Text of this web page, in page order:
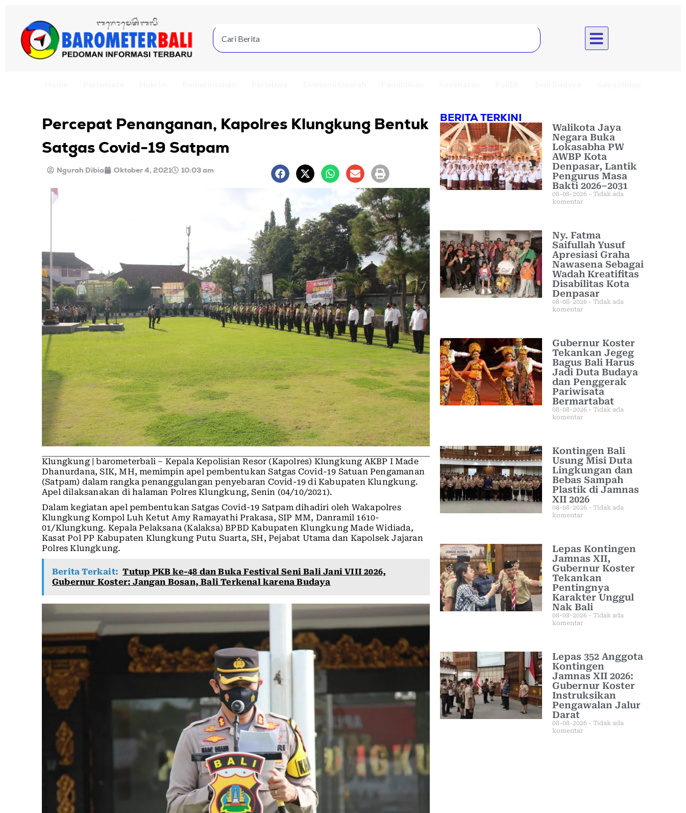
Percepat Penanganan, Kapolres Klungkung Bentuk
Satgas Covid-19 Satpam
Ngurah Dibia Oktober 4, 2021 10:03 am
Klungkung | barometerbali – Kepala Kepolisian Resor (Kapolres) Klungkung AKBP I Made
Dhanurdana, SIK, MH, memimpin apel pembentukan Satgas Covid-19 Satuan Pengamanan
(Satpam) dalam rangka penanggulangan penyebaran Covid-19 di Kabupaten Klungkung.
Apel dilaksanakan di halaman Polres Klungkung, Senin (04/10/2021).
Dalam kegiatan apel pembentukan Satgas Covid-19 Satpam dihadiri oleh Wakapolres
Klungkung Kompol Luh Ketut Amy Ramayathi Prakasa, SIP MM, Danramil 1610-
01/Klungkung. Kepala Pelaksana (Kalaksa) BPBD Kabupaten Klungkung Made Widiada,
Kasat Pol PP Kabupaten Klungkung Putu Suarta, SH, Pejabat Utama dan Kapolsek Jajaran
Polres Klungkung.
Berita Terkait: Tutup PKB ke-48 dan Buka Festival Seni Bali Jani VIII 2026,
Gubernur Koster: Jangan Bosan, Bali Terkenal karena Budaya
BERITA TERKINI
Walikota Jaya
Negara Buka
Lokasabha PW
AWBP Kota
Denpasar, Lantik
Pengurus Masa
Bakti 2026–2031
08-08-2026
Tidak ada
komentar
Ny. Fatma
Saifullah Yusuf
Apresiasi Graha
Nawasena Sebagai
Wadah Kreatifitas
Disabilitas Kota
Denpasar
08-08-2026
Tidak ada
komentar
Gubernur Koster
Tekankan Jegeg
Bagus Bali Harus
Jadi Duta Budaya
dan Penggerak
Pariwisata
Bermartabat
08-08-2026
Tidak ada
komentar
Kontingen Bali
Usung Misi Duta
Lingkungan dan
Bebas Sampah
Plastik di Jamnas
XII 2026
08-08-2026
Tidak ada
komentar
Lepas Kontingen
Jamnas XII,
Gubernur Koster
Tekankan
Pentingnya
Karakter Unggul
Nak Bali
08-08-2026
Tidak ada
komentar
Lepas 352 Anggota
Kontingen
Jamnas XII 2026:
Gubernur Koster
Instruksikan
Pengawalan Jalur
Darat
08-08-2026
Tidak ada
komentar